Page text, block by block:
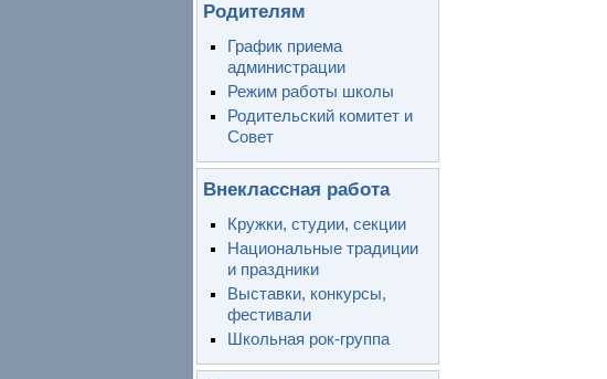
Родителям
График приема
администрации
Режим работы школы
Родительский комитет и
Совет
Внеклассная работа
Кружки, студии, секции
Национальные традиции
и праздники
Выставки, конкурсы,
фестивали
Школьная рок-группа